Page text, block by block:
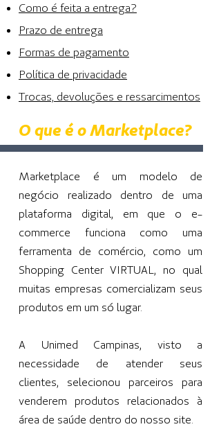
Como é feita a entrega?
Prazo de entrega
Formas de pagamento
Política de privacidade
Trocas, devoluções e ressarcimentos
O que é o Marketplace?
Marketplace é um modelo de
negócio realizado dentro de uma
plataforma digital, em que o e-
commerce funciona como uma
ferramenta de comércio, como um
Shopping Center VIRTUAL, no qual
muitas empresas comercializam seus
produtos em um só lugar.
A Unimed Campinas, visto a
necessidade de atender seus
clientes, selecionou parceiros para
venderem produtos relacionados à
área de saúde dentro do nosso site.